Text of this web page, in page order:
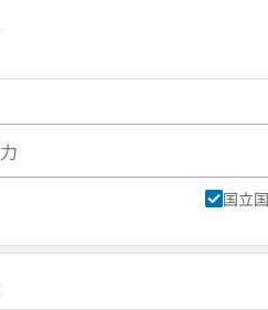
国立